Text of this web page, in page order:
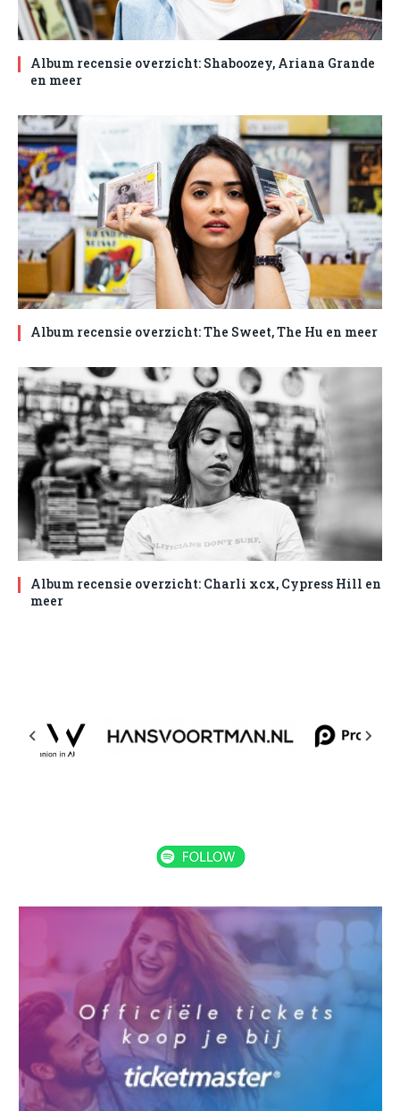
Album recensie overzicht: Shaboozey, Ariana Grande
en meer
Album recensie overzicht: The Sweet, The Hu en meer
Album recensie overzicht: Charli xcx, Cypress Hill en
meer